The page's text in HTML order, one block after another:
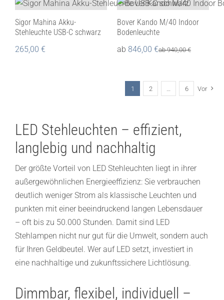
Sigor Mahina Akku-
Stehleuchte USB-C schwarz
265,00 €
Bover Kando M/40 Indoor
Bodenleuchte
ab 846,00 €ab940,00€
1 2 6 Vor
LED Stehleuchten – effizient,
langlebig und nachhaltig
Der größte Vorteil von LED Stehleuchten liegt in ihrer
außergewöhnlichen Energieeffizienz: Sie verbrauchen
deutlich weniger Strom als klassische Leuchten und
punkten mit einer beeindruckend langen Lebensdauer
– oft bis zu 50.000 Stunden. Damit sind LED
Stehlampen nicht nur gut für die Umwelt, sondern auch
für Ihren Geldbeutel. Wer auf LED setzt, investiert in
eine nachhaltige und zukunftssichere Lichtlösung.
Dimmbar, flexibel, individuell –